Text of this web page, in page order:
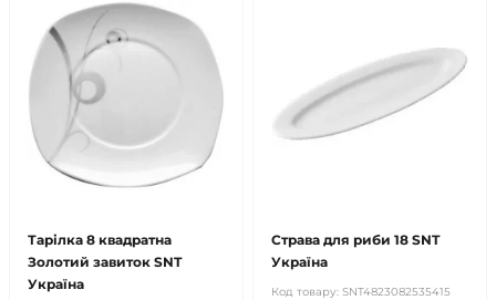
Тарілка 8 квадратна
Золотий завиток SNT
Україна
Страва для риби 18 SNT
Україна
Код товару: SNT4823082535415